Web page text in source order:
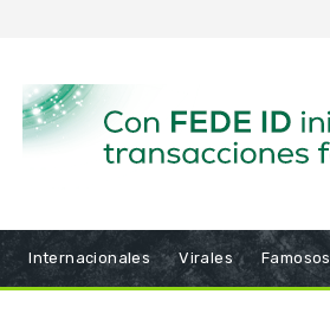
Internacionales Virales Famosos